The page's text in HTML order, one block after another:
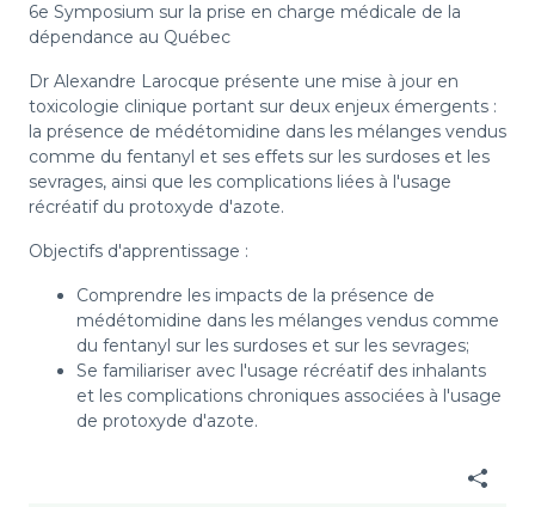
6e Symposium sur la prise en charge médicale de la
dépendance au Québec
Dr Alexandre Larocque présente une mise à jour en
toxicologie clinique portant sur deux enjeux émergents :
la présence de médétomidine dans les mélanges vendus
comme du fentanyl et ses effets sur les surdoses et les
sevrages, ainsi que les complications liées à l'usage
récréatif du protoxyde d'azote.
Objectifs d'apprentissage :
Comprendre les impacts de la présence de
médétomidine dans les mélanges vendus comme
du fentanyl sur les surdoses et sur les sevrages;
Se familiariser avec l'usage récréatif des inhalants
et les complications chroniques associées à l'usage
de protoxyde d'azote.